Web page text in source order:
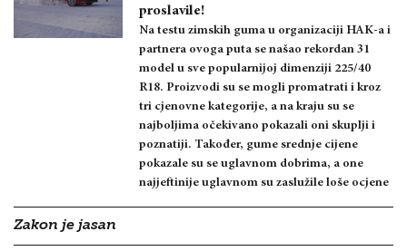
proslavile!
Na testu zimskih guma u organizaciji HAK-a i
partnera ovoga puta se našao rekordan 31
model u sve popularnijoj dimenziji 225/40
R18. Proizvodi su se mogli promatrati i kroz
tri cjenovne kategorije, a na kraju su se
najboljima očekivano pokazali oni skuplji i
poznatiji. Također, gume srednje cijene
pokazale su se uglavnom dobrima, a one
najjeftinije uglavnom su zaslužile loše ocjene
Zakon je jasan